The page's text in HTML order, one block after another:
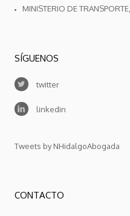
MINISTERIO DE
SÍGUENOS
twitter
linkedin
Tweets by NHidalgoAbogada
CONTACTO